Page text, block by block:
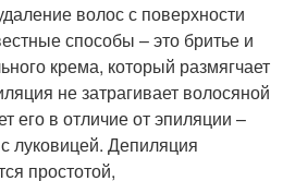
волос с поверхности
способы – это бритье и
крема, который размягчает
не затрагивает волосяной
его в отличие от эпиляции –
луковицей. Депиляция
простотой,